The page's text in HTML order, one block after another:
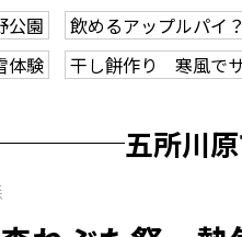
公園
飲めるアップルパイ
体験
干し餅作り 寒風で
五所川